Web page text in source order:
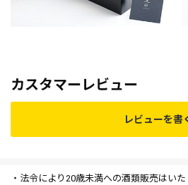
カスタマーレビュー
レビューを書
・法令により20歳未満への酒類販売はい